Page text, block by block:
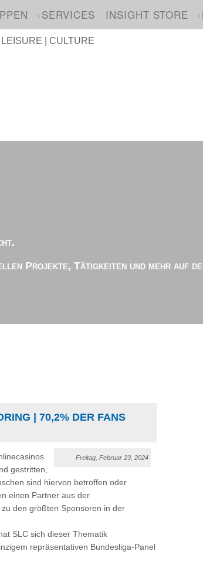
SERVICES INSIGHT STORE
| CULTURE
Projekte, Tätigkeiten und mehr auf
| 70,2% DER FANS
Freitag, Februar 23, 2024
gestritten,
sind hiervon betroffen oder
einen Partner aus der
den größten Sponsoren in der
SLC sich dieser Thematik
repräsentativen Bundesliga-Panel